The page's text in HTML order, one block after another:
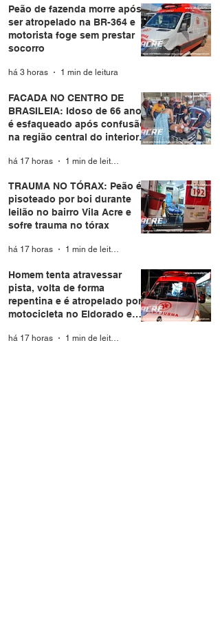
Peão de fazenda morre após
ser atropelado na BR-364 e
motorista foge sem prestar
socorro
há 3 horas 1 min de leitura
FACADA NO CENTRO DE
BRASILEIA: Idoso de 66 anos
é esfaqueado após confusão
na região central do interior
há 17 horas
TRAUMA NO TÓRAX: Peão é
pisoteado por boi durante
leilão no bairro Vila Acre e
sofre trauma no tórax
há 17 horas 1 min de leitura
Homem tenta atravessar
pista, volta de forma
repentina e é atropelado por
motocicleta no Eldorado em
há 17 horas